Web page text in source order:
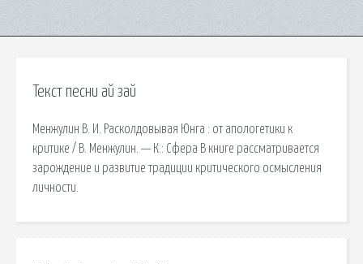
Текст песни ай зай
Менжулин В. И. Расколдовывая Юнга : от апологетики к
критике / В. Менжулин. — К.: Сфера В книге рассматривается
зарождение и развитие традиции критического осмысления
личности.